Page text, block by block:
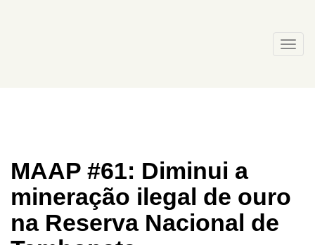
MAAP #61: Diminui a
mineração ilegal de ouro
na Reserva Nacional de